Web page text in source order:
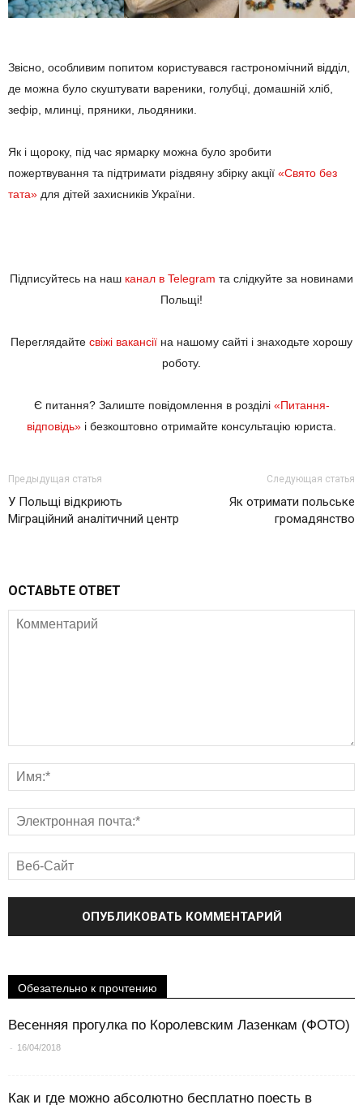
Звісно, особливим попитом користувався гастрономічний відділ,
де можна було скуштувати вареники, голубці, домашній хліб,
зефір, млинці, пряники, льодяники.
Як і щороку, під час ярмарку можна було зробити
пожертвування та підтримати різдвяну збірку акції «Свято без
тата» для дітей захисників України.
Підписуйтесь на наш канал в Telegram та слідкуйте за новинами
Польщі!
Переглядайте свіжі вакансії на нашому сайті і знаходьте хорошу
роботу.
Є питання? Залиште повідомлення в розділі «Питання-
відповідь» і безкоштовно отримайте консультацію юриста.
Предыдущая статья
У Польщі відкриють
Міграційний аналітичний центр
Следующая статья
Як отримати польське
громадянство
ОСТАВЬТЕ ОТВЕТ
Обезательно к прочтению
Весенняя прогулка по Королевским Лазенкам (ФОТО)
- 16/04/2018
Как и где можно абсолютно бесплатно поесть в